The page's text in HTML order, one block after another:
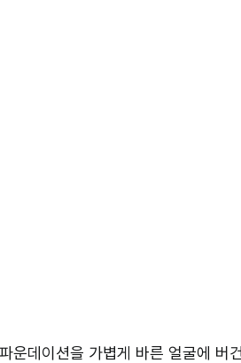
운데이션을 가볍게 바른 얼굴에 버